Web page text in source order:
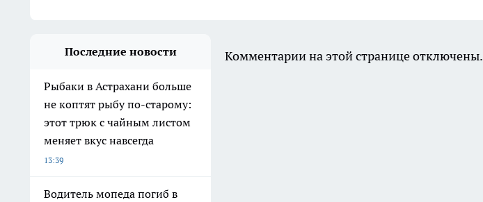
Последние новости
Рыбаки в Астрахани больше
не коптят рыбу по-старому:
этот трюк с чайным листом
меняет вкус навсегда
13:39
Водитель мопеда погиб в
Комментарии на этой странице отключены.